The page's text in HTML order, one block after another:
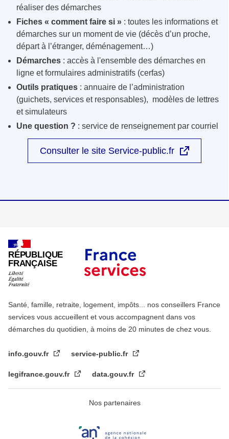
réaliser des démarches
Fiches « comment faire si » : toutes les informations et
démarches sur un moment de vie (décès d’un proche,
départ à l’étranger, déménagement…)
Démarches : accès à l'ensemble des démarches en
ligne et formulaires administratifs (cerfas)
Outils pratiques : annuaire de l’administration
(guichets, services et responsables), modèles de lettres
et simulateurs
Une question ? : service de renseignement par courriel
Consulter le site Service-public.fr
RÉPUBLIQUE
FRANÇAISE
Santé, famille, retraite, logement, impôts... nos conseillers France
services vous accueillent et vous accompagnent dans vos
démarches du quotidien, à moins de 20 minutes de chez vous.
info.gouv.fr service-public.fr
legifrance.gouv.fr data.gouv.fr
Nos partenaires